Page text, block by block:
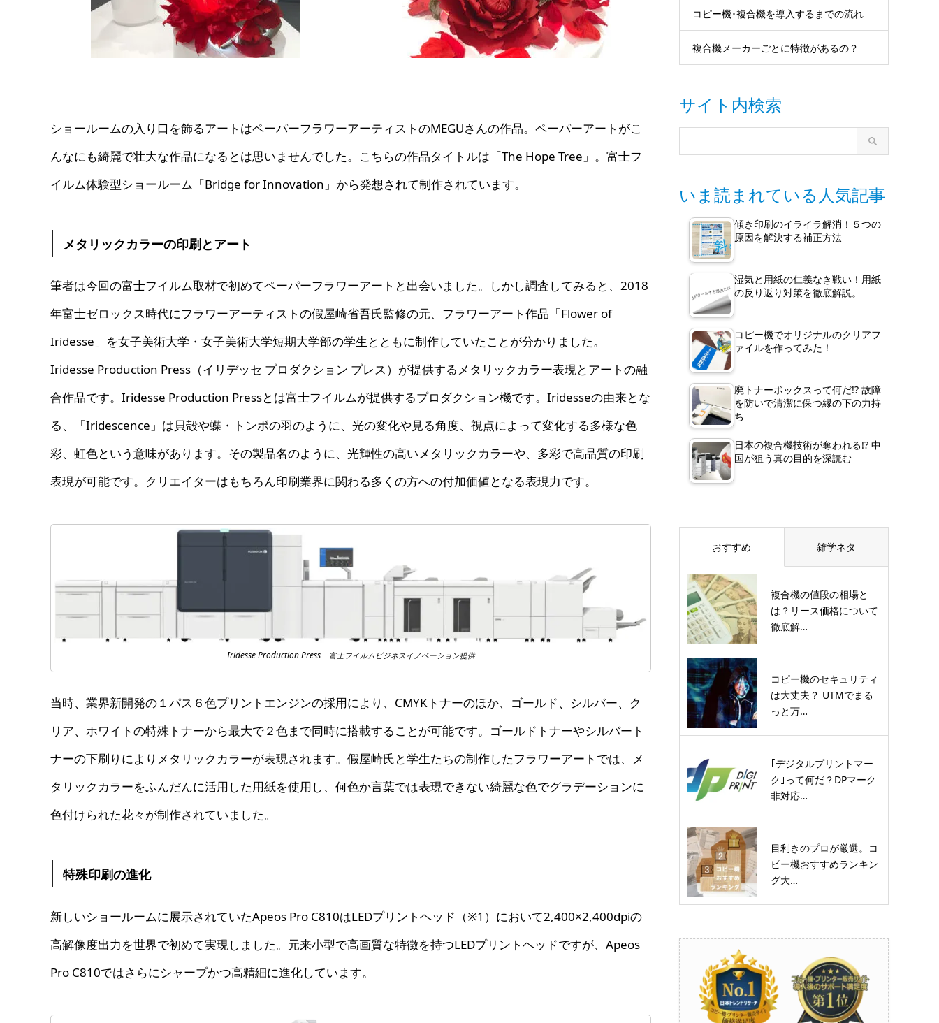
ショールームの入り口を飾るアートはペーパーフラワーアーティストのMEGUさんの作品。ペーパーアートがこ
んなにも綺麗で壮大な作品になるとは思いませんでした。こちらの作品タイトルは「The Hope Tree」。富士フ
イルム体験型ショールーム「Bridge for Innovation」から発想されて制作されています。
メタリックカラーの印刷とアート
筆者は今回の富士フイルム取材で初めてペーパーフラワーアートと出会いました。しかし調査してみると、2018
年富士ゼロックス時代にフラワーアーティストの假屋崎省吾氏監修の元、フラワーアート作品「Flower of
Iridesse」を女子美術大学・女子美術大学短期大学部の学生とともに制作していたことが分かりました。
Iridesse Production Press（イリデッセ プロダクション プレス）が提供するメタリックカラー表現とアートの融
合作品です。Iridesse Production Pressとは富士フイルムが提供するプロダクション機です。Iridesseの由来とな
る、「Iridescence」は貝殻や蝶・トンボの羽のように、光の変化や見る角度、視点によって変化する多様な色
彩、虹色という意味があります。その製品名のように、光輝性の高いメタリックカラーや、多彩で高品質の印刷
表現が可能です。クリエイターはもちろん印刷業界に関わる多くの方への付加価値となる表現力です。
Iridesse Production Press 富士フイルムビジネスイノベーション提供
当時、業界新開発の１パス６色プリントエンジンの採用により、CMYKトナーのほか、ゴールド、シルバー、ク
リア、ホワイトの特殊トナーから最大で２色まで同時に搭載することが可能です。ゴールドトナーやシルバート
ナーの下刷りによりメタリックカラーが表現されます。假屋崎氏と学生たちの制作したフラワーアートでは、メ
タリックカラーをふんだんに活用した用紙を使用し、何色か言葉では表現できない綺麗な色でグラデーションに
色付けられた花々が制作されていました。
特殊印刷の進化
新しいショールームに展示されていたApeos Pro C810はLEDプリントヘッド（※1）において2,400×2,400dpiの
高解像度出力を世界で初めて実現しました。元来小型で高画質な特徴を持つLEDプリントヘッドですが、Apeos
Pro C810ではさらにシャープかつ高精細に進化しています。
コピー機･複合機を導入するまでの流れ
複合機メーカーごとに特徴があるの？
サイト内検索
いま読まれている人気記事
傾き印刷のイライラ解消！５つの
原因を解決する補正方法
湿気と用紙の仁義なき戦い！用紙
の反り返り対策を徹底解説。
コピー機でオリジナルのクリアフ
ァイルを作ってみた！
廃トナーボックスって何だ!? 故障
を防いで清潔に保つ縁の下の力持
ち
日本の複合機技術が奪われる!? 中
国が狙う真の目的を深読む
おすすめ 雑学ネタ
複合機の値段の相場と
は？リース価格について
徹底解…
コピー機のセキュリティ
は大丈夫？ UTMでまる
っと万…
｢デジタルプリントマー
ク｣って何だ？DPマーク
非対応…
目利きのプロが厳選。コ
ピー機おすすめランキン
グ大…